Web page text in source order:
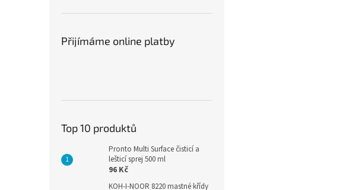
Přijímáme online platby
Top 10 produktů
Pronto Multi Surface čisticí a
lešticí sprej 500 ml
96 Kč
KOH-I-NOOR 8220 mastné křídy